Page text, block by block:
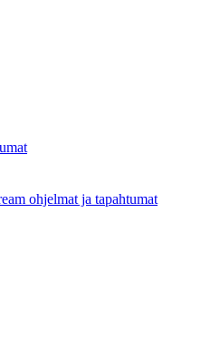
ohjelmat ja tapahtumat